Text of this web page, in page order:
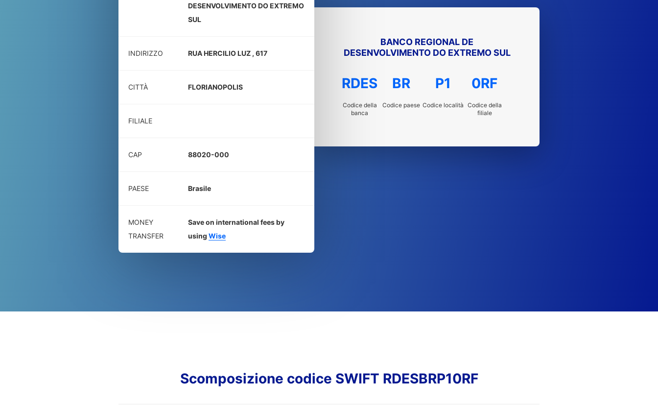
DESENVOLVIMENTO DO EXTREMO
SUL
INDIRIZZO RUA HERCILIO LUZ , 617
CITTÀ FLORIANOPOLIS
FILIALE
CAP 88020-000
PAESE Brasile
MONEY
TRANSFER
Save on international fees by
using Wise
BANCO REGIONAL DE
DESENVOLVIMENTO DO EXTREMO SUL
RDES
Codice della
banca
BR
Codice paese
P1
Codice località
0RF
Codice della
filiale
Scomposizione codice SWIFT RDESBRP10RF